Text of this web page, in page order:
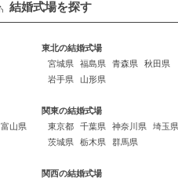
結婚式場を探す
東北の結婚式場
宮城県
福島県 青森県
秋田県
岩手県
山形県
富山県
関東の結婚式場
東京都
千葉県 神奈川県
埼玉県
茨城県
栃木県 群馬県
関西の結婚式場